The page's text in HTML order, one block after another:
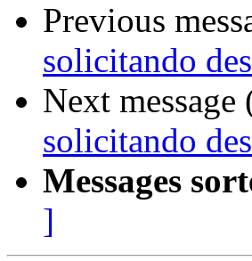
Previous
solicitando
Next
solicitando
Messages
]